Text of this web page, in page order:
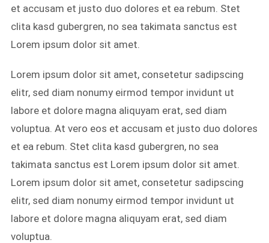
et accusam et justo duo dolores et ea rebum. Stet
clita kasd gubergren, no sea takimata sanctus est
Lorem ipsum dolor sit amet.
Lorem ipsum dolor sit amet, consetetur sadipscing
elitr, sed diam nonumy eirmod tempor invidunt ut
labore et dolore magna aliquyam erat, sed diam
voluptua. At vero eos et accusam et justo duo dolores
et ea rebum. Stet clita kasd gubergren, no sea
takimata sanctus est Lorem ipsum dolor sit amet.
Lorem ipsum dolor sit amet, consetetur sadipscing
elitr, sed diam nonumy eirmod tempor invidunt ut
labore et dolore magna aliquyam erat, sed diam
voluptua.